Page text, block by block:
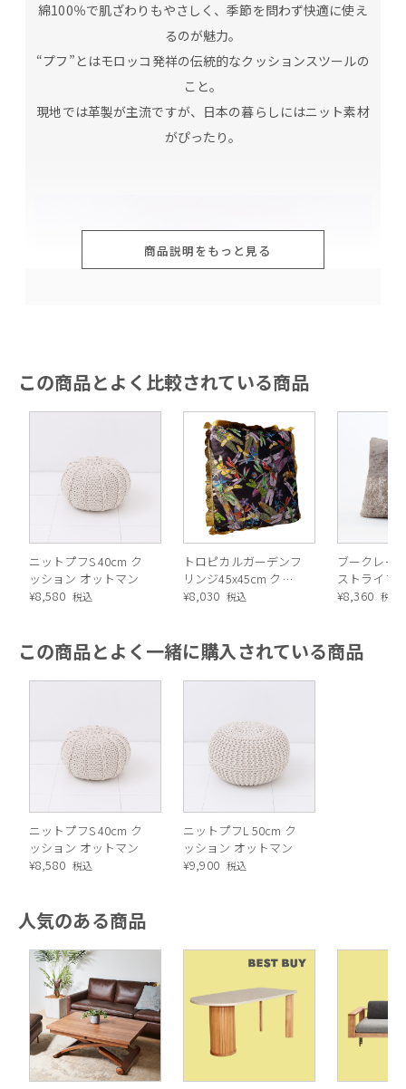
綿100％で肌ざわりもやさしく、季節を問わず快適に使え
るのが魅力。
“プフ”とはモロッコ発祥の伝統的なクッションスツールの
こと。
現地では革製が主流ですが、日本の暮らしにはニット素材
がぴったり。
手編みのあたたかみを感じる、世界にひとつのかたち
コットン100％素材で、季節を問わず快適に使えます。
商品説明をもっと見る
この商品とよく比較されている商品
ニットプフS 40cm ク
ッション オットマン
¥8,580 税込
トロピカルガーデンフ
リンジ45x45cm クッ
ション
¥8,030 税込
ブークレー
ストライプ
ンカバー（
¥8,360 税込
この商品とよく一緒に購入されている商品
ニットプフS 40cm ク
ッション オットマン
¥8,580 税込
ニットプフL 50cm ク
ッション オットマン
¥9,900 税込
人気のある商品